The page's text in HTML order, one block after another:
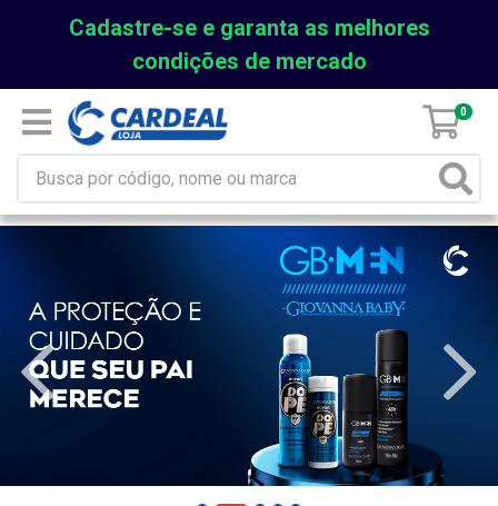
Cadastre-se e garanta as melhores
condições de mercado
0